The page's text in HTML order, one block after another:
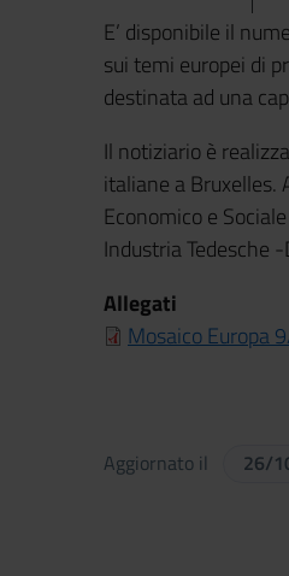
E’ disponibile il
sui temi europei di
destinata ad una
Il notiziario è
italiane a Bruxelles.
Economico e
Industria Tedesche
Allegati
Mosaico Europa
Aggiornato il 26/